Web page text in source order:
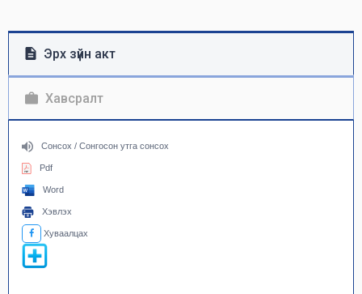
Эрх зүйн акт
Хавсралт
Сонсох / Сонгосон утга сонсох
Pdf
Word
Хэвлэх
Хуваалцах